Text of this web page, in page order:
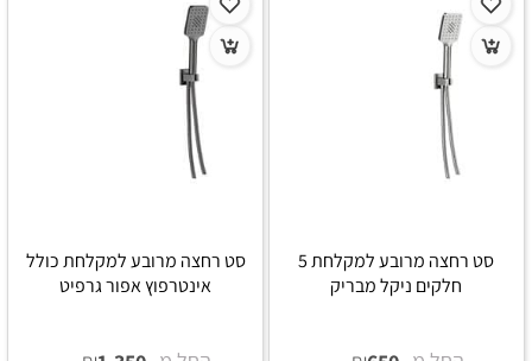
סט רחצה מרובע למקלחת 5
חלקים ניקל מבריק
סט רחצה מרובע למקלחת כולל
אינטרפוץ אפור גרפיט